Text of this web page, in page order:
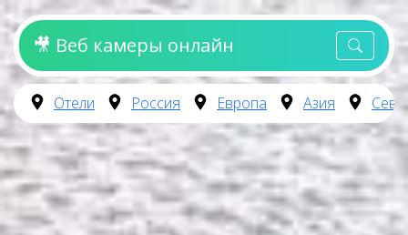
🎥 Веб камеры онлайн
Отели Россия Европа Азия